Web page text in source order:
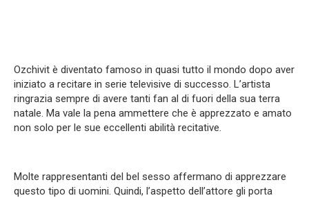
Ozchivit è diventato famoso in quasi tutto il mondo dopo aver
iniziato a recitare in serie televisive di successo. L’artista
ringrazia sempre di avere tanti fan al di fuori della sua terra
natale. Ma vale la pena ammettere che è apprezzato e amato
non solo per le sue eccellenti abilità recitative.
Molte rappresentanti del bel sesso affermano di apprezzare
questo tipo di uomini. Quindi, l’aspetto dell’attore gli porta